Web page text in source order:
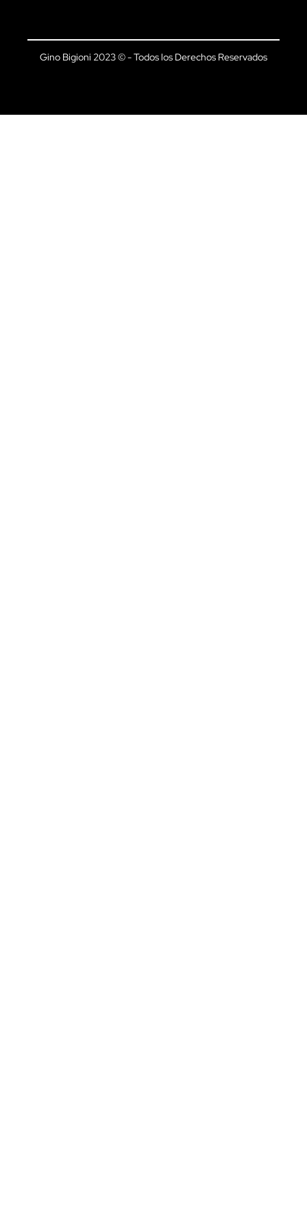
Gino Bigioni 2023 © - Todos los Derechos Reservados